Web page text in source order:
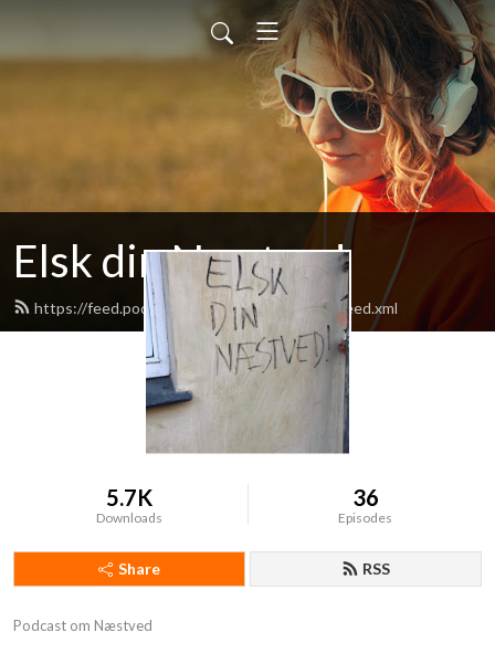
Elsk din Næstved
https://feed.podbean.com/elskdinnaestved/feed.xml
5.7K
Downloads
36
Episodes
Share RSS
Podcast om Næstved